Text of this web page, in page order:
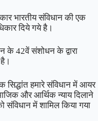
भारतीय संविधान की एक
दिये गये है।
के 42वें संशोधन के द्वारा
सिद्धांत हमारे संविधान में आयर
और आर्थिक न्याय दिलाने
संविधान में शामिल किया गया